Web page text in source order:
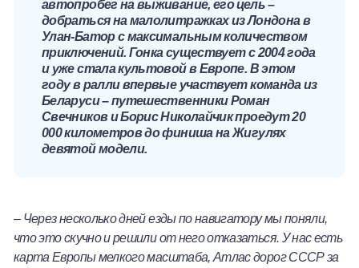
автопробег на выживание, его цель –
добраться на малолитражках из Лондона в
Улан-Батор с максимальным количеством
приключений. Гонка существует с 2004 года
и уже стала культовой в Европе. В этом
году в ралли впервые участвует команда из
Беларуси – путешественники Роман
Свечников и Борис Николайчик проедут 20
000 километров до финиша на Жигулях
девятой модели.
– Через несколько дней езды по навигатору мы поняли,
что это скучно и решили от него отказаться. У нас есть
карта Европы мелкого масштаба, Атлас дорог СССР за